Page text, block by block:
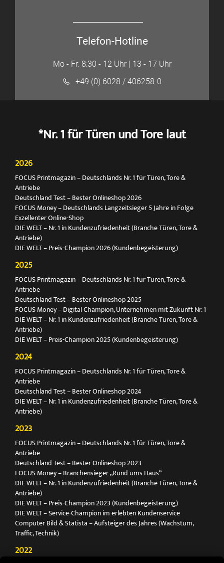
Telefon-Hotline
Mo - Fr: 8:30 - 12 Uhr | 13 - 17 Uhr
+49 (0) 6028 / 406258-0
*Nr. 1 für Türen und Tore laut
2026
FOCUS Printmagazin – Deutschlands Nr. 1 für Türen, Tore &
Antriebe
Deutschland Test – Bester Onlineshop 2026
FOCUS Money – Deutschlands Langzeitsieger 5 Jahre in Folge
Exzellenter Online-Shop
DIE WELT – Nr. 1 in Kundenzufriedenheit (Branche Türen, Tore &
Antriebe)
DIE WELT – Preis-Champion 2026 (Kundenbegeisterung)
2025
FOCUS Printmagazin – Deutschlands Nr. 1 für Türen, Tore &
Antriebe
Deutschland Test – Bester Onlineshop 2025
FOCUS Money – Digital Champion, Unternehmen mit Zukunft Nr. 1
DIE WELT – Nr. 1 in Kundenzufriedenheit (Branche Türen, Tore &
Antriebe)
DIE WELT – Preis-Champion 2025 (Kundenbegeisterung)
2024
FOCUS Printmagazin – Deutschlands Nr. 1 für Türen, Tore &
Antriebe
Deutschland Test – Bester Onlineshop 2024
DIE WELT – Nr. 1 in Kundenzufriedenheit (Branche Türen, Tore &
Antriebe)
2023
FOCUS Printmagazin – Deutschlands Nr. 1 für Türen, Tore &
Antriebe
Deutschland Test – Bester Onlineshop 2023
FOCUS Money – Branchensieger „Rund ums Haus“
DIE WELT – Nr. 1 in Kundenzufriedenheit (Branche Türen, Tore &
Antriebe)
DIE WELT – Preis-Champion 2023 (Kundenbegeisterung)
DIE WELT – Service-Champion im erlebten Kundenservice
Computer Bild & Statista – Aufsteiger des Jahres (Wachstum,
Traffic, Technik)
2022